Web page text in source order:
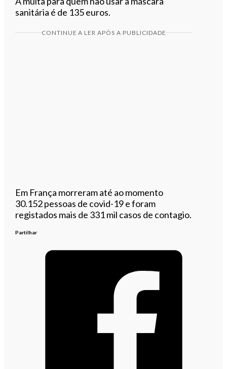
sanitária é de 135 euros.
CONTINUE A LER APÓS A PUBLICIDADE
Em França morreram até ao momento
30.152 pessoas de covid-19 e foram
registados mais de 331 mil casos de contagio.
Partilhar